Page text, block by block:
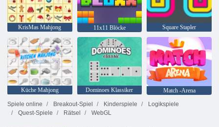
KrisMas Mahjong 11x11 Blöcke Square Stapler
Küche Mahjong Dominoes Klassiker
Match -Arena
Spiele online
Breakout-Spiel Kinderspiele
Logikspiele
Quest-Spiele
Rätsel WebGL